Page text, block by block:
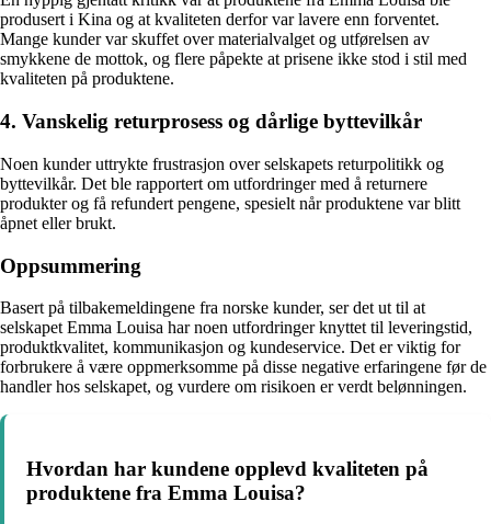
produsert i Kina og at kvaliteten derfor var lavere enn forventet.
Mange kunder var skuffet over materialvalget og utførelsen av
smykkene de mottok, og flere påpekte at prisene ikke stod i stil med
kvaliteten på produktene.
4. Vanskelig returprosess og dårlige byttevilkår
Noen kunder uttrykte frustrasjon over selskapets returpolitikk og
byttevilkår. Det ble rapportert om utfordringer med å returnere
produkter og få refundert pengene, spesielt når produktene var blitt
åpnet eller brukt.
Oppsummering
Basert på tilbakemeldingene fra norske kunder, ser det ut til at
selskapet Emma Louisa har noen utfordringer knyttet til leveringstid,
produktkvalitet, kommunikasjon og kundeservice. Det er viktig for
forbrukere å være oppmerksomme på disse negative erfaringene før de
handler hos selskapet, og vurdere om risikoen er verdt belønningen.
Hvordan har kundene opplevd kvaliteten på
produktene fra Emma Louisa?